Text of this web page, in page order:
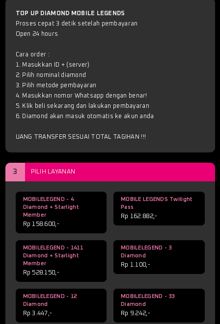
TOP UP DIAMOND MOBILE LEGENDS
Proses cepat 3 detik setelah pembayaran
Open 24 hours
Cara order :
1. Masukkan ID + (server)
2. Pilih nominal diamond
3. Pilih metode pembayaran
4. Masukkan nomor Whatsapp dengan benar!
5. Klik beli sekarang dan lakukan pembayaran
6. Diamond akan masuk otomatis ke akun anda
UANG TRANSFER SESUAI TOTAL TAGIHAN !!!
3 PILIH LAYANAN
MOBILELEGEND - 4
Diamond + Starlight
Member
Rp 158.600,-
MOBILE LEGENDS Twilight
Pass
Rp 162.882,-
MOBILELEGEND - 1411
Diamond + Starlight
Member
Rp 528.150,-
MOBILELEGEND - 3
Diamond
Rp 1.100,-
MOBILELEGEND - 12
Diamond
Rp 3.447,-
MOBILELEGEND - 33
Diamond
Rp 9.242,-